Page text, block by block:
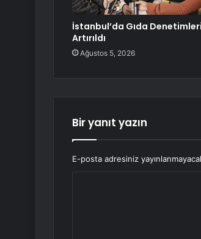
İstanbul’da Gıda Denetimleri
Artırıldı
Ağustos 5, 2026
Bir yanıt yazın
E-posta adresiniz